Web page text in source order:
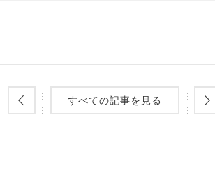
すべての記事を見る